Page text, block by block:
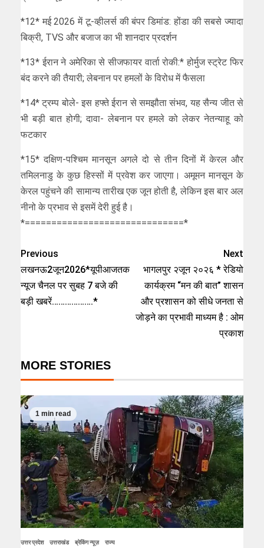
*12* मई 2026 में टू-व्हीलर्स की बंपर डिमांड: होंडा की सबसे ज्यादा
बिक्री, TVS और बजाज का भी शानदार प्रदर्शन
*13* ईरान ने अमेरिका से सीजफायर वार्ता रोकी:* होर्मुज स्ट्रेट फिर
बंद करने की तैयारी; लेबनान पर हमलों के विरोध में फैसला
*14* ट्रम्प बोले- इस हफ्ते ईरान से समझौता संभव, यह सैन्य जीत से
भी बड़ी बात होगी; दावा- लेबनान पर हमले को लेकर नेतन्याहू को
फटकार
*15* दक्षिण-पश्चिम मानसून अगले दो से तीन दिनों में केरल और
तमिलनाडु के कुछ हिस्सों में प्रवेश कर जाएगा। अमूमन मानसून के
केरल पहुंचने की सामान्य तारीख एक जून होती है, लेकिन इस बार अल
नीनो के प्रभाव से इसमें देरी हुई है।
*==============================*
Previous
लखनऊ2जून2026*यूपीआजतक
न्यूज चैनल पर सुबह 7 बजे की
बड़ी खबरें……………….*
Next
भागलपुर २जून २०२६ * रेडियो
कार्यक्रम “मन की बात” शासन
और प्रशासन को सीधे जनता से
जोड़ने का प्रभावी माध्यम है : ओम
प्रकाश
MORE STORIES
1 min read
उत्तर प्रदेश उत्तराखंड ब्रेकिंग न्यूज़ राज्य